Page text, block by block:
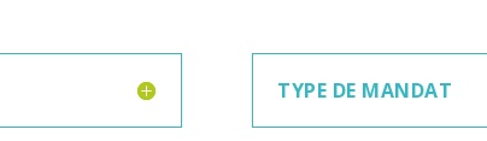
TYPE DE MANDAT